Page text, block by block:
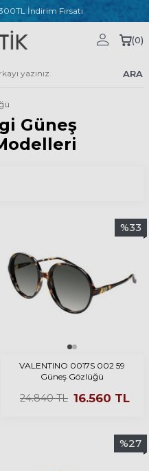
İndirim Fırsatı
ARA
(0)
Güneş
%33
VALENTINO 0017S 002 59
Güneş Gözlüğü
24.840TL 16.560 TL
%27